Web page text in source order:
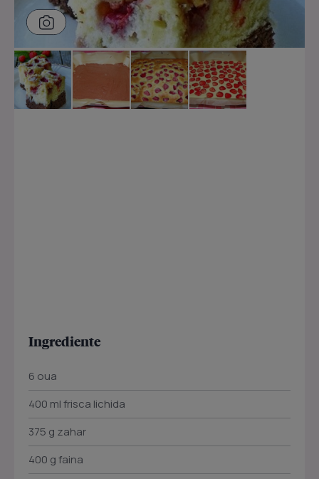
Ingrediente
6 oua
400 ml frisca lichida
375 g zahar
400 g faina